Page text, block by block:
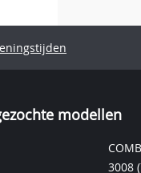
modellen
3008